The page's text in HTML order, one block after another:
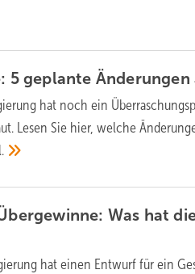
5 geplante Änderungen
hat noch ein
Lesen Sie hier, welche
Was hat
hat einen Entwurf für ein